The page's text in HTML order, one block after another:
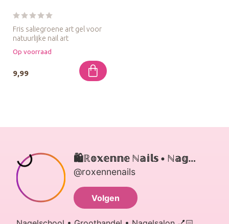
Fris saliegroene art gel voor
natuurlijke nail art
ontwerpen.
Op voorraad
9,99